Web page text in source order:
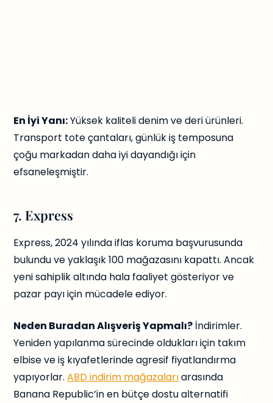
En İyi Yanı:Yüksek kaliteli denim ve deri ürünleri.
Transport tote çantaları, günlük iş temposuna
çoğu markadan daha iyi dayandığı için
efsaneleşmiştir.
7. Express
Express, 2024 yılında iflas koruma başvurusunda
bulundu ve yaklaşık 100 mağazasını kapattı. Ancak
yeni sahiplik altında hala faaliyet gösteriyor ve
pazar payı için mücadele ediyor.
Neden Buradan Alışveriş Yapmalı? İndirimler.
Yeniden yapılanma sürecinde oldukları için takım
elbise ve iş kıyafetlerinde agresif fiyatlandırma
yapıyorlar.ABD indirim mağazalarıarasında
Banana Republic’in en bütçe dostu alternatifi